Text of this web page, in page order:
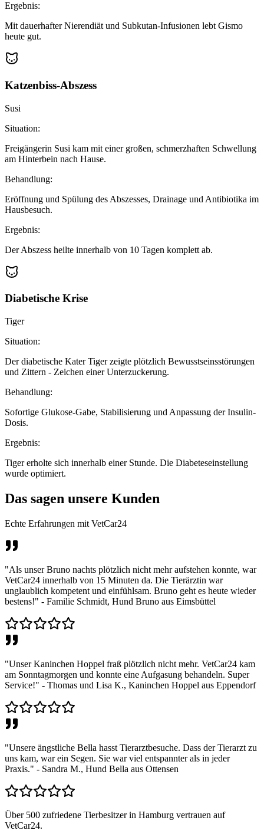
Ergebnis:
Mit dauerhafter Nierendiät und Subkutan-Infusionen lebt Gismo
heute gut.
Katzenbiss-Abszess
Susi
Situation:
Freigängerin Susi kam mit einer großen, schmerzhaften Schwellung
am Hinterbein nach Hause.
Behandlung:
Eröffnung und Spülung des Abszesses, Drainage und Antibiotika im
Hausbesuch.
Ergebnis:
Der Abszess heilte innerhalb von 10 Tagen komplett ab.
Diabetische Krise
Tiger
Situation:
Der diabetische Kater Tiger zeigte plötzlich Bewusstseinsstörungen
und Zittern - Zeichen einer Unterzuckerung.
Behandlung:
Sofortige Glukose-Gabe, Stabilisierung und Anpassung der Insulin-
Dosis.
Ergebnis:
Tiger erholte sich innerhalb einer Stunde. Die Diabeteseinstellung
wurde optimiert.
Das sagen unsere Kunden
Echte Erfahrungen mit VetCar24
"Als unser Bruno nachts plötzlich nicht mehr aufstehen konnte, war
VetCar24 innerhalb von 15 Minuten da. Die Tierärztin war
unglaublich kompetent und einfühlsam. Bruno geht es heute wieder
bestens!" - Familie Schmidt, Hund Bruno aus Eimsbüttel
"Unser Kaninchen Hoppel fraß plötzlich nicht mehr. VetCar24 kam
am Sonntagmorgen und konnte eine Aufgasung behandeln. Super
Service!" - Thomas und Lisa K., Kaninchen Hoppel aus Eppendorf
"Unsere ängstliche Bella hasst Tierarztbesuche. Dass der Tierarzt zu
uns kam, war ein Segen. Sie war viel entspannter als in jeder
Praxis." - Sandra M., Hund Bella aus Ottensen
Über 500 zufriedene Tierbesitzer in Hamburg vertrauen auf
VetCar24.